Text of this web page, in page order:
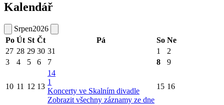
Kalendář
Srpen2026
Po Út St Čt Pá So Ne
27 28 29 30 31 1
2
3
4 5 6 7 8 9
10 11 12 13
14
1
Koncerty ve Skalním divadle
Zobrazit všechny záznamy ze dne
15 16